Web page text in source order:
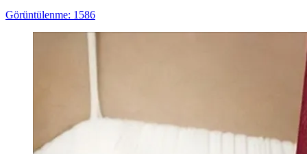
Görüntülenme: 1586